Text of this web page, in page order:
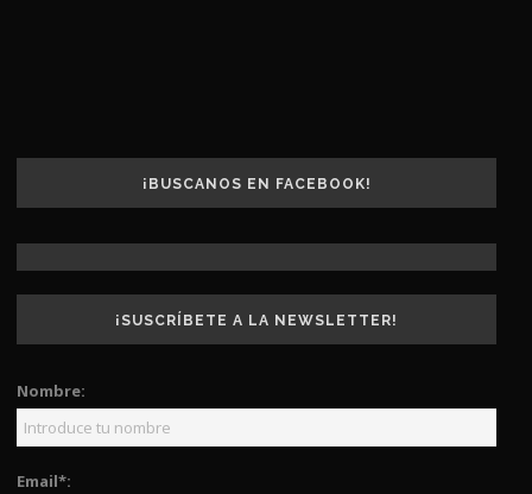
¡BUSCANOS EN FACEBOOK!
¡SUSCRÍBETE A LA NEWSLETTER!
Nombre:
Email*: